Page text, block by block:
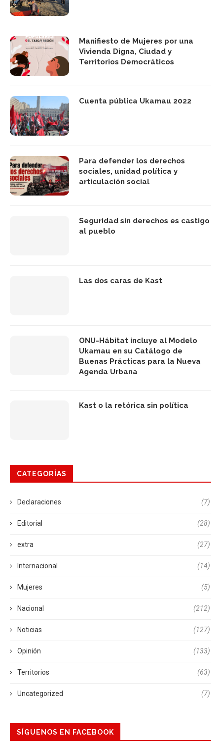
Manifiesto de Mujeres por una
Vivienda Digna, Ciudad y
Territorios Democráticos
Cuenta pública Ukamau 2022
Para defender los derechos
sociales, unidad política y
articulación social
Seguridad sin derechos es castigo
al pueblo
Las dos caras de Kast
ONU-Hábitat incluye al Modelo
Ukamau en su Catálogo de
Buenas Prácticas para la Nueva
Agenda Urbana
Kast o la retórica sin política
CATEGORÍAS
Declaraciones (7)
Editorial (28)
extra (27)
Internacional (14)
Mujeres (5)
Nacional (212)
Noticias (127)
Opinión (133)
Territorios (63)
Uncategorized (7)
SÍGUENOS EN FACEBOOK